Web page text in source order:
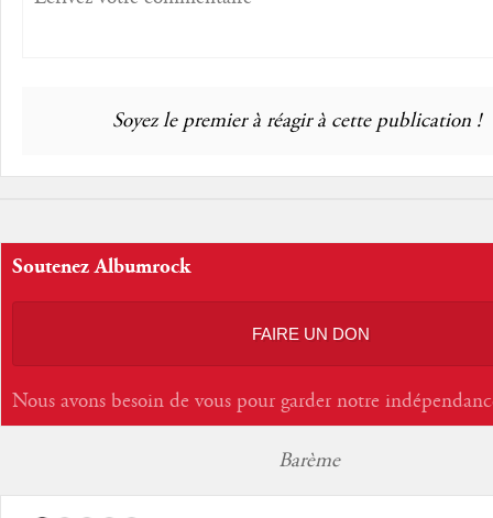
Soyez le premier à réagir à cette publication !
Soutenez Albumrock
FAIRE UN DON
Nous avons besoin de vous pour garder notre
Barème